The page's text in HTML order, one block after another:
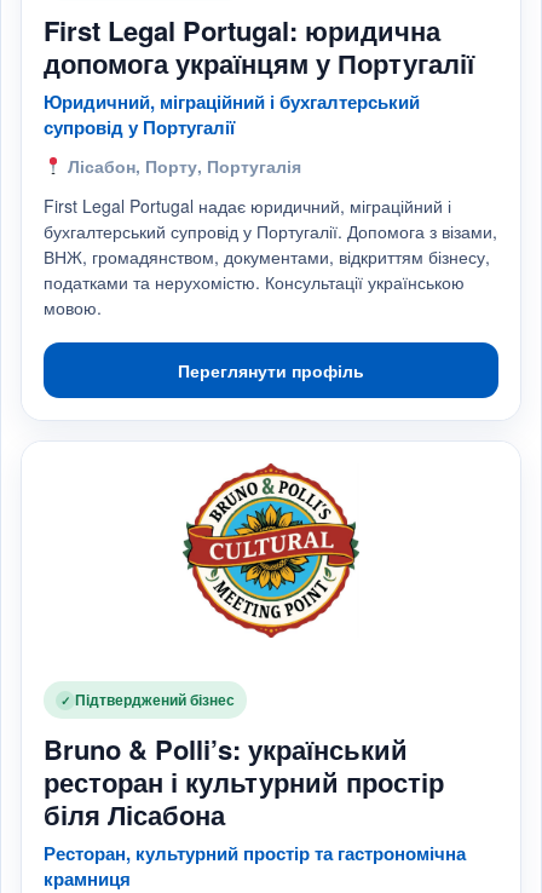
First Legal Portugal: юридична
допомога українцям у Португалії
Юридичний, міграційний і бухгалтерський
супровід у Португалії
Лісабон, Порту, Португалія
First Legal Portugal надає юридичний, міграційний і
бухгалтерський супровід у Португалії. Допомога з візами,
ВНЖ, громадянством, документами, відкриттям бізнесу,
податками та нерухомістю. Консультації українською
мовою.
Переглянути профіль
✓ Підтверджений бізнес
Bruno & Polli’s: український
ресторан і культурний простір
біля Лісабона
Ресторан, культурний простір та гастрономічна
крамниця